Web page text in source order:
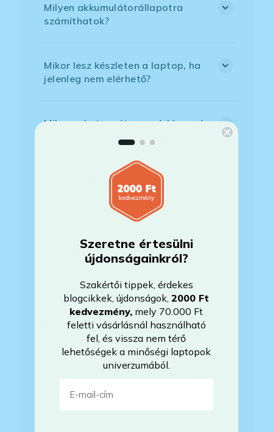
Milyen akkumulátorállapotra
számíthatok?
Mikor lesz készleten a laptop, ha
jelenleg nem elérhető?
Mikor vehetem át a rendelésem, ha
Mikor kapom meg a házhoz
szállítással megrendelt
Milyen szoftverek vannak előre
telepítve a laptopra?
Mit jelent, hogy magyar/magyar
kiosztású európai/külföldi kiosztású
a billentyűzet?
Bankkártyával tudok Önöknél
fizetni?
Szeretne értesülni
újdonságainkról?
Szakértői tippek, érdekes
blogcikkek, újdonságok,2000 Ft
kedvezmény, mely 70.000 Ft
feletti vásárlásnál használható
fel, és vissza nem térő
lehetőségek a minőségi laptopok
univerzumából.